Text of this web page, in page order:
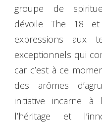
groupe de
dévoile The 18
expressions aux
exceptionnels qui
car c’est à ce
des arômes
initiative incarne
l’héritage et